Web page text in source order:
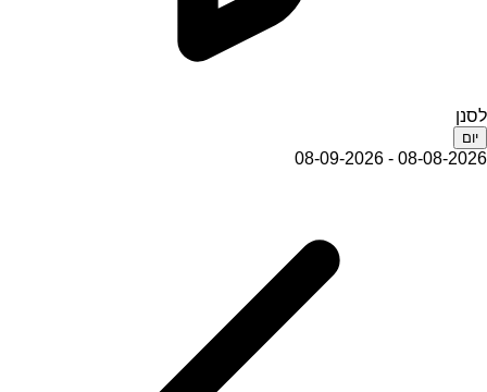
לסנן
יום
08-08-2026 - 08-09-2026